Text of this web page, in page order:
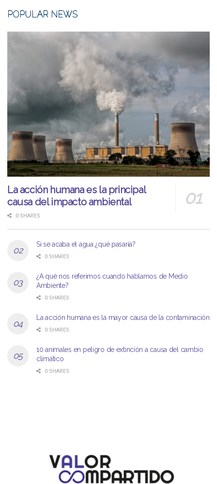
POPULAR NEWS
La acción humana es la principal
causa del impacto ambiental
0 SHARES
Si se acaba el agua ¿qué pasaría?
0 SHARES
¿A qué nos referimos cuando hablamos de Medio
Ambiente?
0 SHARES
La acción humana es la mayor causa de la contaminación
0 SHARES
10 animales en peligro de extinción a causa del cambio
climático
0 SHARES